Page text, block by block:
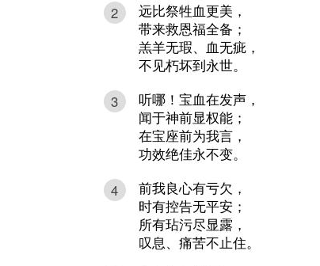
2
远比祭牲血更美，
带来救恩福全备；
羔羊无瑕、血无疵，
不见朽坏到永世。
3
听哪！宝血在发声，
闻于神前显权能；
在宝座前为我言，
功效绝佳永不变。
4
前我良心有亏欠，
时有控告无平安；
所有玷污尽显露，
叹息、痛苦不止住。